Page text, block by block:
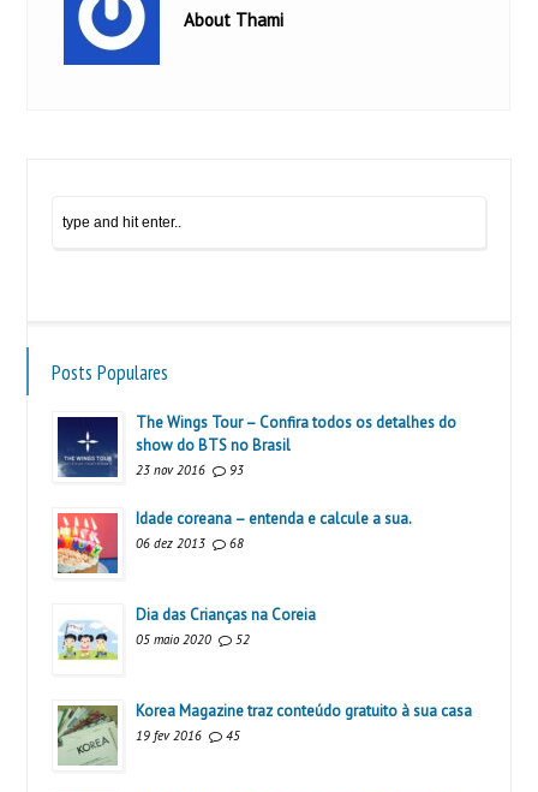
About Thami
Posts Populares
The Wings Tour – Confira todos os detalhes do
show do BTS no Brasil
23 nov 2016 93
Idade coreana – entenda e calcule a sua.
06 dez 2013 68
Dia das Crianças na Coreia
05 maio 2020 52
Korea Magazine traz conteúdo gratuito à sua casa
19 fev 2016 45